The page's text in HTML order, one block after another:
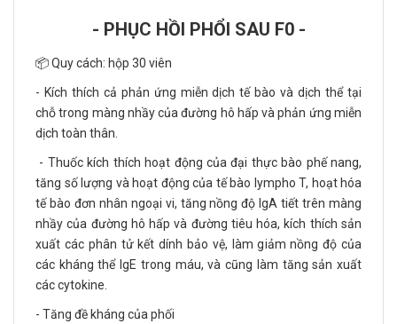
- PHỤC HỒI PHỔI SAU F0 -
📦 Quy cách: hộp 30 viên
- Kích thích cả phản ứng miễn dịch tế bào và dịch thể tại
chỗ trong màng nhầy của đường hô hấp và phản ứng miễn
dịch toàn thân.
- Thuốc kích thích hoạt động của đại thực bào phế nang,
tăng số lượng và hoạt động của tế bào lympho T, hoạt hóa
tế bào đơn nhân ngoại vi, tăng nồng độ IgA tiết trên màng
nhầy của đường hô hấp và đường tiêu hóa, kích thích sản
xuất các phân tử kết dính bảo vệ, làm giảm nồng độ của
các kháng thể IgE trong máu, và cũng làm tăng sản xuất
các cytokine.
- Tăng đề kháng của phối